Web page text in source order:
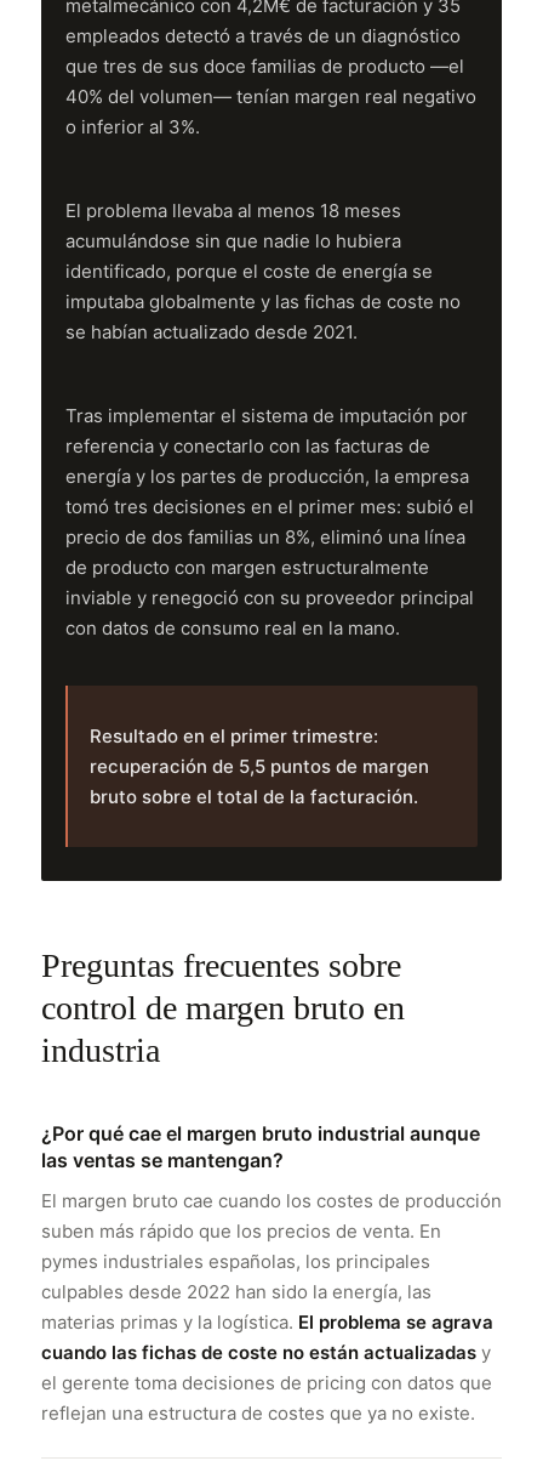
metalmecánico con 4,2M€ de facturación y 35
empleados detectó a través de un diagnóstico
que tres de sus doce familias de producto —el
40% del volumen— tenían margen real negativo
o inferior al 3%.
El problema llevaba al menos 18 meses
acumulándose sin que nadie lo hubiera
identificado, porque el coste de energía se
imputaba globalmente y las fichas de coste no
se habían actualizado desde 2021.
Tras implementar el sistema de imputación por
referencia y conectarlo con las facturas de
energía y los partes de producción, la empresa
tomó tres decisiones en el primer mes: subió el
precio de dos familias un 8%, eliminó una línea
de producto con margen estructuralmente
inviable y renegoció con su proveedor principal
con datos de consumo real en la mano.
Resultado en el primer trimestre:
recuperación de 5,5 puntos de margen
bruto sobre el total de la facturación.
Preguntas frecuentes sobre
control de margen bruto en
industria
¿Por qué cae el margen bruto industrial aunque
las ventas se mantengan?
El margen bruto cae cuando los costes de producción
suben más rápido que los precios de venta. En
pymes industriales españolas, los principales
culpables desde 2022 han sido la energía, las
materias primas y la logística. El problema se agrava
cuando las fichas de coste no están actualizadas y
el gerente toma decisiones de pricing con datos que
reflejan una estructura de costes que ya no existe.